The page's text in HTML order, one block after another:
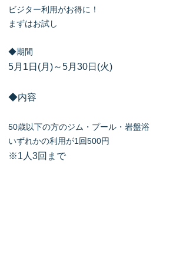
ビジター利用がお得に！
まずはお試し
◆期間
5月1日(月)～5月30日(火)
◆内容
50歳以下の方のジム・プール・岩盤浴
いずれかの利用が1回500円
※1人3回まで